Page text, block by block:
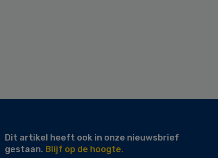
Dit artikel heeft ook in onze nieuwsbrief
gestaan. Blijf op de hoogte.